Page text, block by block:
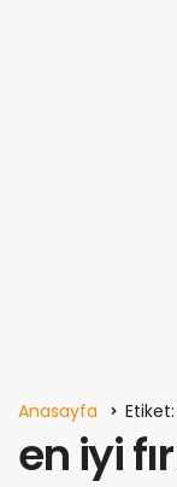
Anasayfa Etiket:
en iyi